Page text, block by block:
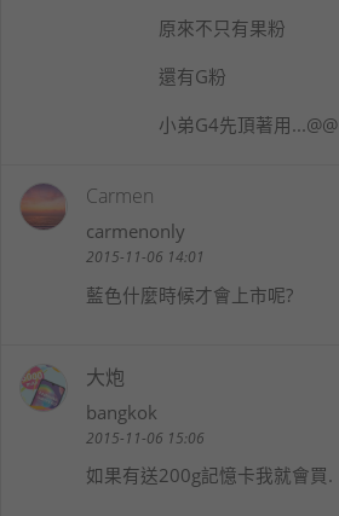
原來不只有果粉
還有G粉
小弟G4先頂著用...@@
Carmen
carmenonly
2015-11-06 14:01
藍色什麼時候才會上市呢?
大炮
bangkok
2015-11-06 15:06
如果有送200g記憶卡我就會買.